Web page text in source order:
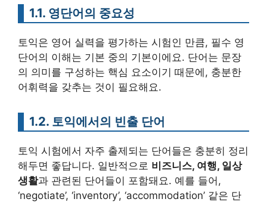
1.1. 영단어의 중요성
토익은 영어 실력을 평가하는 시험인 만큼, 필수 영
단어의 이해는 기본 중의 기본이에요. 단어는 문장
의 의미를 구성하는 핵심 요소이기 때문에, 충분한
어휘력을 갖추는 것이 필요해요.
1.2. 토익에서의 빈출 단어
토익 시험에서 자주 출제되는 단어들은 충분히 정리
해두면 좋답니다. 일반적으로 비즈니스, 여행, 일상
생활과 관련된 단어들이 포함돼요. 예를 들어,
‘negotiate’, ‘inventory’, ‘accommodation’ 같은 단